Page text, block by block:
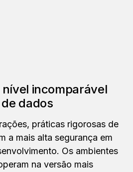
incomparável
dados
práticas rigorosas de
a mais alta segurança em
Os ambientes
na versão mais